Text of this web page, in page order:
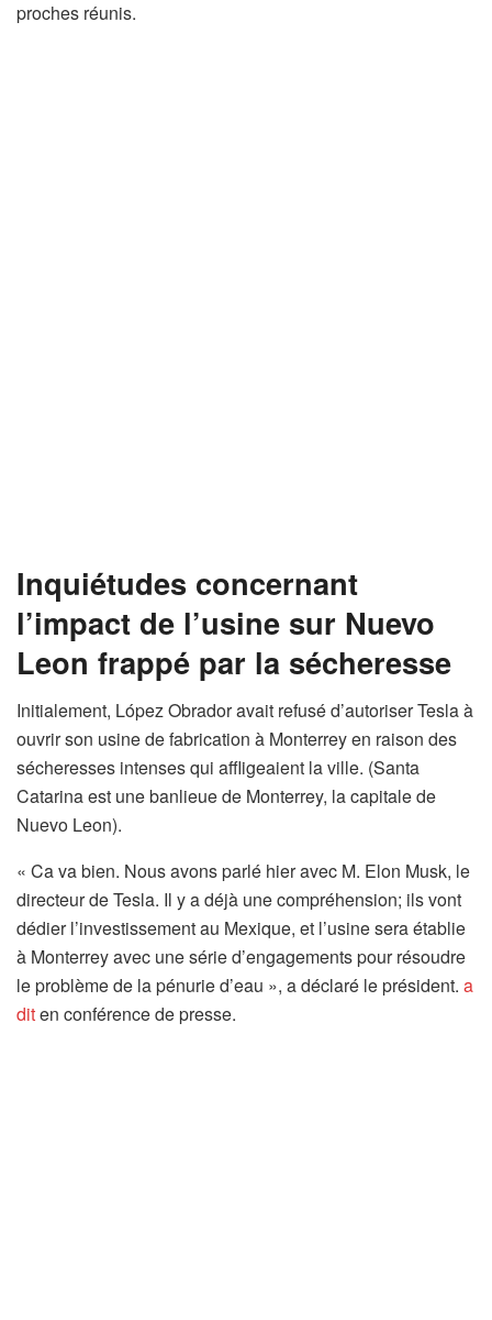
proches réunis.
Inquiétudes concernant
l’impact de l’usine sur Nuevo
Leon frappé par la sécheresse
Initialement, López Obrador avait refusé d’autoriser Tesla à
ouvrir son usine de fabrication à Monterrey en raison des
sécheresses intenses qui affligeaient la ville. (Santa
Catarina est une banlieue de Monterrey, la capitale de
Nuevo Leon).
« Ca va bien. Nous avons parlé hier avec M. Elon Musk, le
directeur de Tesla. Il y a déjà une compréhension; ils vont
dédier l’investissement au Mexique, et l’usine sera établie
à Monterrey avec une série d’engagements pour résoudre
le problème de la pénurie d’eau », a déclaré le président. a
diten conférence de presse.